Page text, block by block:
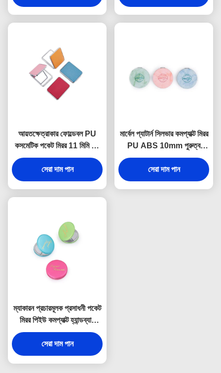
আয়তক্ষেত্রাকার ফোল্ডেবল PU
কসমেটিক পকেট মিরর 11 মিমি পুরু
ছোট ভ্রমণ আয়না
সেরা দাম পান
মার্বেল প্যাটার্ন সিলভার কমপ্যাক্ট মিরর
PU ABS 10mm পুরুত্ব
ফোল্ডেবল মেকআপ মিরর
সেরা দাম পান
ম্যাকারন প্রচারমূলক প্রসাধনী পকেট
মিরর পিইউ কমপ্যাক্ট হ্যান্ডব্যাগ
আয়না
সেরা দাম পান